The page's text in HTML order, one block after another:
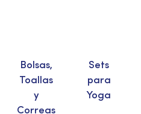
Bolsas,
Toallas
y
Correas
Sets
para
Yoga